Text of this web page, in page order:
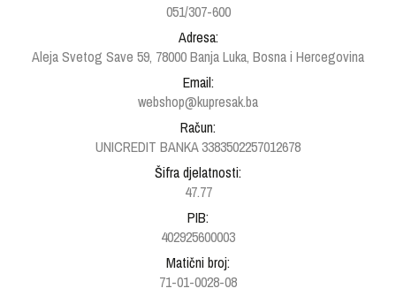
051/307-600
Adresa:
Aleja Svetog Save 59, 78000 Banja Luka, Bosna i Hercegovina
Email:
webshop@kupresak.ba
Račun:
UNICREDIT BANKA 3383502257012678
Šifra djelatnosti:
47.77
PIB:
402925600003
Matični broj:
71-01-0028-08